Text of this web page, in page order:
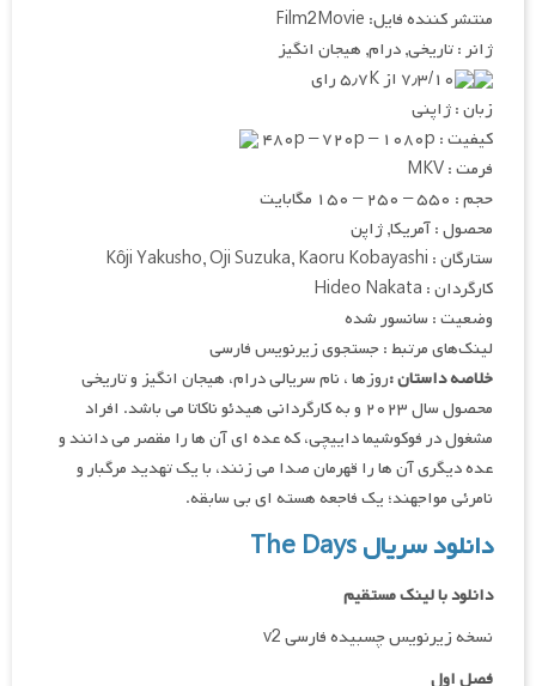
منتشر کننده فایل: Film2Movie
ژانر : تاریخی, درام, هیجان انگیز
۷٫۳/۱۰ از ۵٫۷K رای
زبان : ژاپنی
کیفیت : ۴۸۰p – ۷۲۰p – ۱۰۸۰p
فرمت : MKV
حجم : ۵۵۰ – ۲۵۰ – ۱۵۰ مگابایت
محصول : آمریکا, ژاپن
ستارگان : Kôji Yakusho, Oji Suzuka, Kaoru Kobayashi
کارگردان : Hideo Nakata
وضعیت : سانسور شده
لینک‌های مرتبط : جستجوی زیرنویس فارسی
خلاصه داستان :روزها ، نام سریالی درام، هیجان انگیز و تاریخی
محصول سال ۲۰۲۳ و به کارگردانی هیدئو ناکاتا می باشد. افراد
مشغول در فوکوشیما داییچی، که عده ای آن ها را مقصر می دانند و
عده دیگری آن ها را قهرمان صدا می زنند، با یک تهدید مرگبار و
نامرئی مواجهند؛ یک فاجعه هسته ای بی سابقه.
دانلود سریال The Days
دانلود با لینک مستقیم
نسخه زیرنویس چسبیده فارسی v2
فصل اول